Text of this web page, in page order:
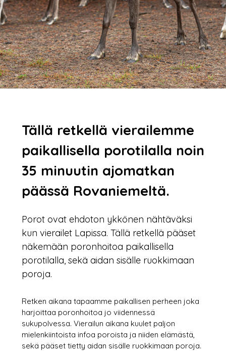
Tällä retkellä vierailemme
paikallisella porotilalla noin
35 minuutin ajomatkan
päässä Rovaniemeltä.
Porot ovat ehdoton ykkönen nähtäväksi
kun vierailet Lapissa. Tällä retkellä pääset
näkemään poronhoitoa paikallisella
porotilalla, sekä aidan sisälle ruokkimaan
poroja.
Retken aikana tapaamme paikallisen perheen joka
harjoittaa poronhoitoa jo viidennessä
sukupolvessa. Vierailun aikana kuulet paljon
mielenkiintoista infoa poroista ja niiden elämästä,
sekä pääset tietty aidan sisälle ruokkimaan poroja.